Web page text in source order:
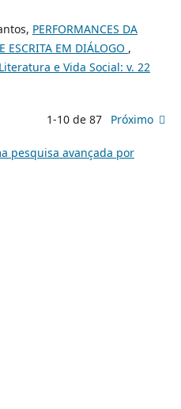
PERFORMANCES DA
ESCRITA EM DIÁLOGO ,
e Vida Social: v. 22
1-10 de 87 Próximo
pesquisa avançada por